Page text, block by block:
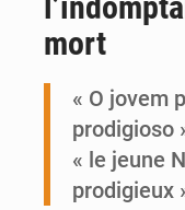
mort
« O jovem
prodigioso
« le jeune
prodigieux